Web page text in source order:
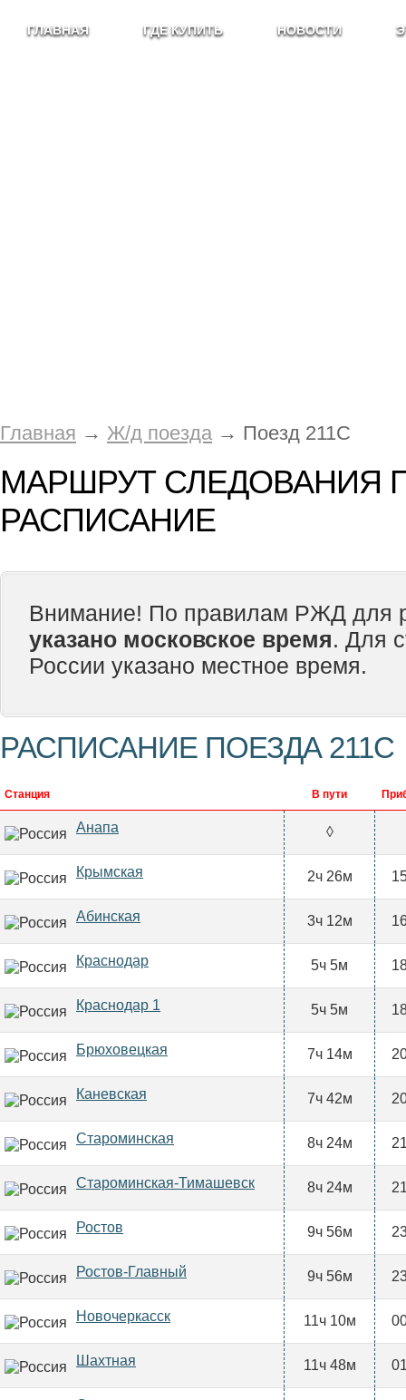
ГЛАВНАЯ ГДЕ КУПИТЬ НОВОСТИ
Главная → Ж/д поезда → Поезд 211С
МАРШРУТ СЛЕДОВАНИЯ
РАСПИСАНИЕ
Внимание! По правилам РЖД для
указано московское время. Для
России указано местное время.
РАСПИСАНИЕ ПОЕЗДА 211С
Станция В пути
Анапа ◊
Крымская 2ч 26м
Абинская 3ч 12м
Краснодар 5ч 5м
Краснодар 1 5ч 5м
Брюховецкая 7ч 14м
Каневская 7ч 42м
Староминская 8ч 24м
Староминская-Тимашевск 8ч 24м
Ростов 9ч 56м
Ростов-Главный 9ч 56м
Новочеркасск 11ч 10м
Шахтная 11ч 48м